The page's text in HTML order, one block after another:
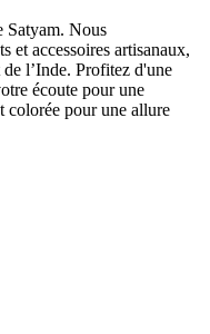
Satyam. Nous
et accessoires artisanaux,
l’Inde. Profitez d'une
écoute pour une
colorée pour une allure